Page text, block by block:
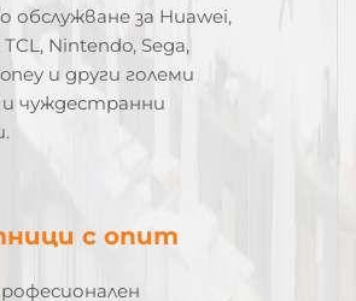
обслужване за Huawei,
Nintendo, Sega,
и други големи
чуждестранни
с опит